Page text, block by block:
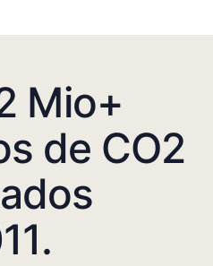
Mio+
de CO2